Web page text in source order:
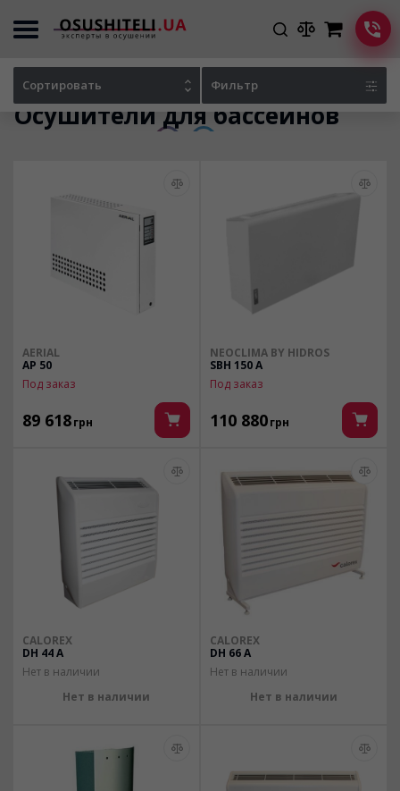
Осушители для бассейнов
Сортировать Фильтр
AERIAL
AP 50
Под заказ
89 618грн
NEOCLIMA BY HIDROS
SBH 150 A
Под заказ
110 880грн
CALOREX
DH 44 A
Нет в наличии
Нет в наличии
CALOREX
DH 66 A
Нет в наличии
Нет в наличии